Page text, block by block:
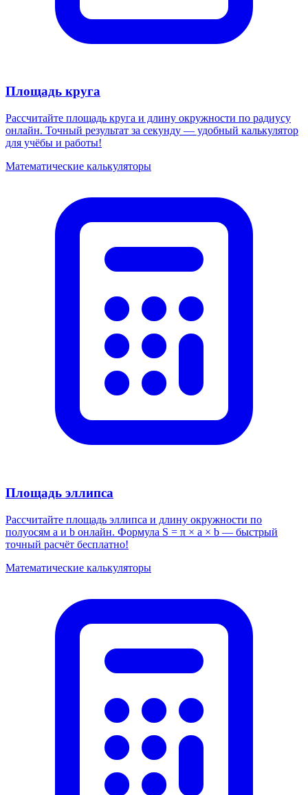
Площадь круга
Рассчитайте площадь круга и длину окружности по радиусу
онлайн. Точный результат за секунду — удобный калькулятор
для учёбы и работы!
Математические калькуляторы
Площадь эллипса
Рассчитайте площадь эллипса и длину окружности по
полуосям a и b онлайн. Формула S = π × a × b — быстрый
точный расчёт бесплатно!
Математические калькуляторы